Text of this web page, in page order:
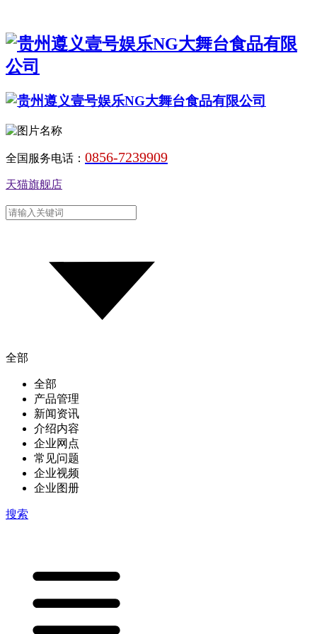
全国服务电话： 0856-7239909
天猫旗舰店
全部
全部
产品管理
新闻资讯
介绍内容
企业网点
常见问题
企业视频
企业图册
搜索